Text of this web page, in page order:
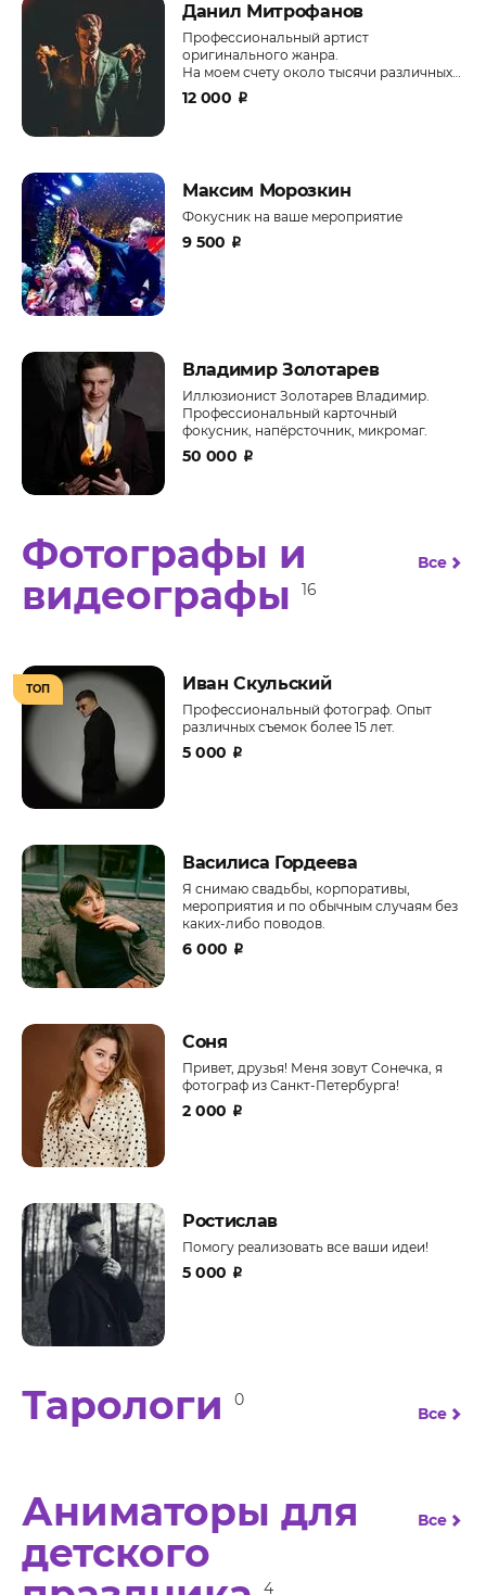
Данил Митрофанов
Профессиональный артист
оригинального жанра.
На моем счету около тысячи различных
выступлений.
12 000 ₽
Максим Морозкин
Фокусник на ваше мероприятие
9 500 ₽
Владимир Золотарев
Иллюзионист Золотарев Владимир.
Профессиональный карточный
фокусник, напёрсточник, микромаг.
50 000 ₽
Фотографы и
видеографы
16
Все
ТОП Иван Скульский
Профессиональный фотограф. Опыт
различных съемок более 15 лет.
5 000 ₽
Василиса Гордеева
Я снимаю свадьбы, корпоративы,
мероприятия и по обычным случаям без
каких-либо поводов.
6 000 ₽
Соня
Привет, друзья! Меня зовут Сонечка, я
фотограф из Санкт-Петербурга!
2 000 ₽
Ростислав
Помогу реализовать все ваши идеи!
5 000 ₽
Тарологи 0
Все
Аниматоры для
детского
4
Все